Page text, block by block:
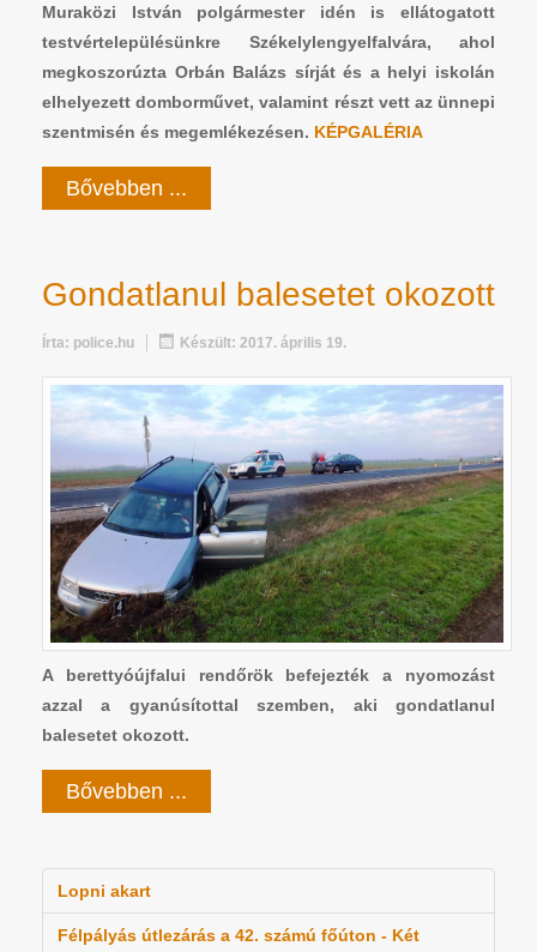
Muraközi István polgármester idén is ellátogatott
testvértelepülésünkre Székelylengyelfalvára, ahol
megkoszorúzta Orbán Balázs sírját és a helyi iskolán
elhelyezett domborművet, valamint részt vett az ünnepi
szentmisén és megemlékezésen. KÉPGALÉRIA
Bővebben ...
Gondatlanul balesetet okozott
Írta: police.hu Készült: 2017. április 19.
A berettyóújfalui rendőrök befejezték a nyomozást
azzal a gyanúsítottal szemben, aki gondatlanul
balesetet okozott.
Bővebben ...
Lopni akart
Félpályás útlezárás a 42. számú főúton - Két